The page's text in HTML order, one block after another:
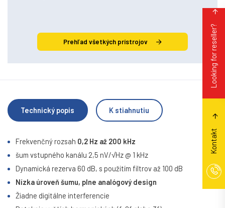
Prehľad všetkých prístrojov
Technický popis K stiahnutiu
Frekvenčný rozsah 0,2 Hz až 200 kHz
šum vstupného kanálu 2,5 nV/√Hz @ 1 kHz
Dynamická rezerva 60 dB, s použitím filtrov až 100 dB
Nízka úroveň šumu, plne analógový design
Žiadne digitálne interferencie
Kontakt
Looking for reseller?